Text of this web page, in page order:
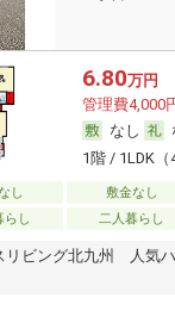
6.80万円
管理費4,000
なし
1階 / 1LDK（
し 敷金なし
らし
二人暮らし
リビング北九州 人気